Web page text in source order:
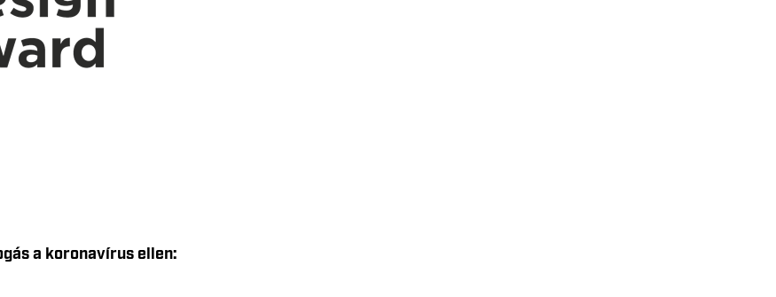
a koronavírus ellen: